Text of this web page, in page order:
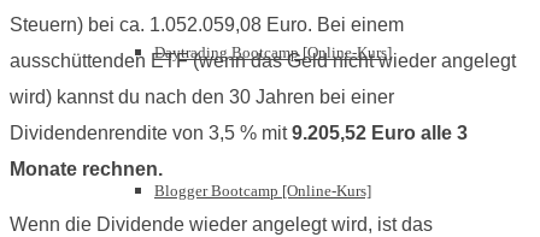
Daytrading Bootcamp [Online-Kurs]
Blogger Bootcamp [Online-Kurs]
Steuern) bei ca. 1.052.059,08 Euro. Bei einem
ausschüttenden ETF (wenn das Geld nicht wieder angelegt
wird) kannst du nach den 30 Jahren bei einer
Dividendenrendite von 3,5 % mit9.205,52 Euro alle 3
Monate rechnen.
Wenn die Dividende wieder angelegt wird, ist das